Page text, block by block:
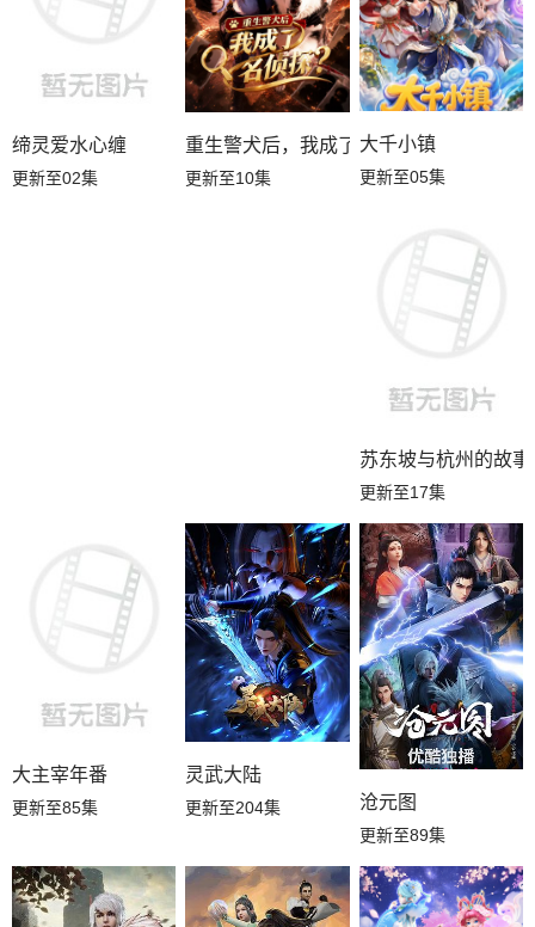
缔灵爱水心缠
更新至02集
重生警犬后，我成了名侦探？
更新至10集
大千小镇
更新至05集
苏东坡与杭州的故事
更新至17集
大主宰年番
更新至85集
灵武大陆
更新至204集 沧元图
更新至89集